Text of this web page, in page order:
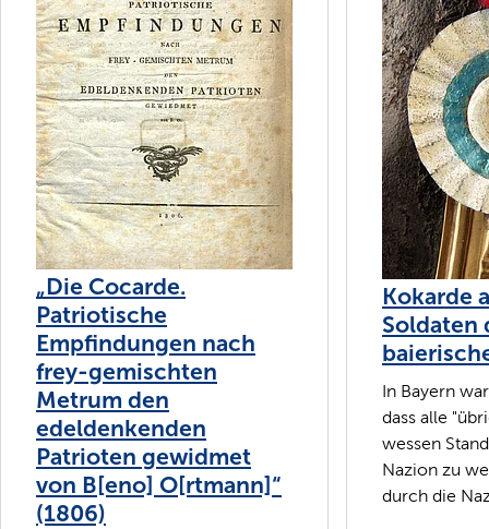
„Die Cocarde.
Patriotische
Empfindungen nach
frey-gemischten
Metrum den
edeldenkenden
Patrioten gewidmet
von B[eno] O[rtmann]“
(1806)
Kokarde
Soldaten
In Bayern
dass alle
wessen
Nazion zu
durch die